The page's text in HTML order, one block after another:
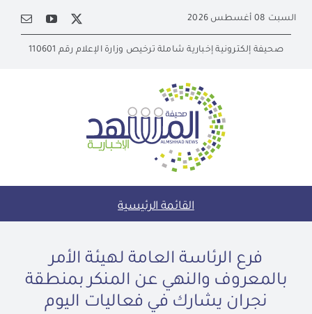
content
السبت 08 أغسطس 2026
صحيفة إلكترونية إخبارية شاملة ترخيص وزارة الإعلام رقم 110601
القائمة الرئيسية
فرع الرئاسة العامة لهيئة الأمر
بالمعروف والنهي عن المنكر بمنطقة
نجران يشارك في فعاليات اليوم